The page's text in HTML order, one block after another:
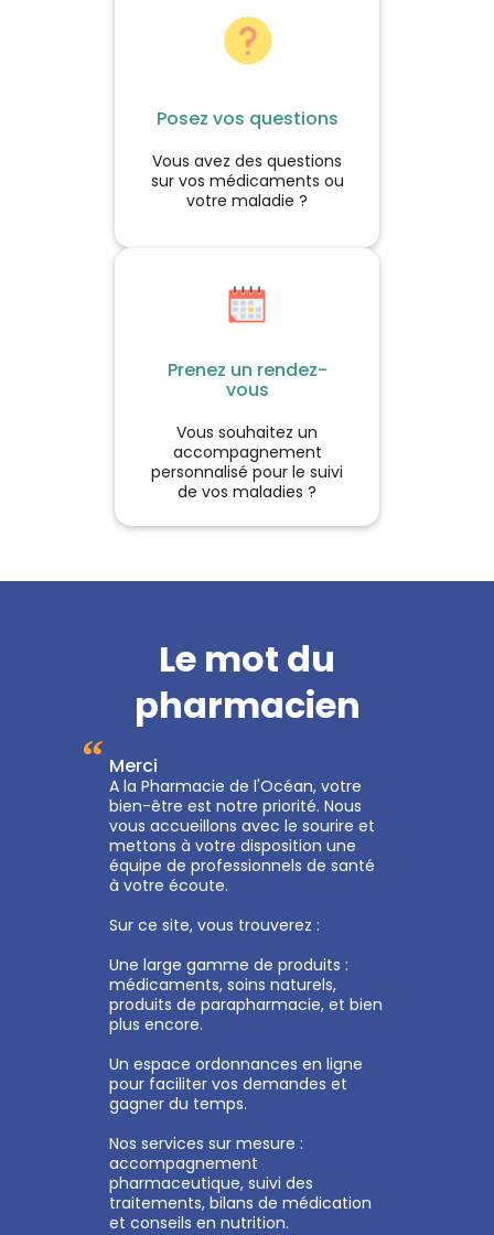
Posez vos questions
Vous avez des questions
sur vos médicaments ou
votre maladie ?
Prenez un rendez-
vous
Vous souhaitez un
accompagnement
personnalisé pour le suivi
de vos maladies ?
Le mot du
pharmacien
“ Merci
A la Pharmacie de l'Océan, votre
bien-être est notre priorité. Nous
vous accueillons avec le sourire et
mettons à votre disposition une
équipe de professionnels de santé
à votre écoute.
Sur ce site, vous trouverez :
Une large gamme de produits :
médicaments, soins naturels,
produits de parapharmacie, et bien
plus encore.
Un espace ordonnances en ligne
pour faciliter vos demandes et
gagner du temps.
Nos services sur mesure :
accompagnement
pharmaceutique, suivi des
traitements, bilans de médication
et conseils en nutrition.